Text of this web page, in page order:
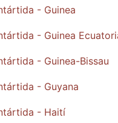
- Guinea
- Guinea
- Guinea-Bissau
- Guyana
- Haití